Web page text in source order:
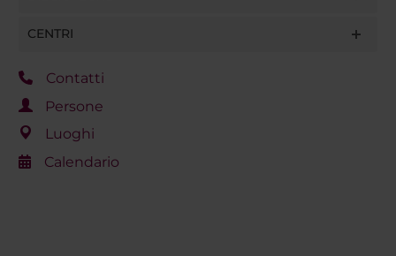
CENTRI
Contatti
Persone
Luoghi
Calendario